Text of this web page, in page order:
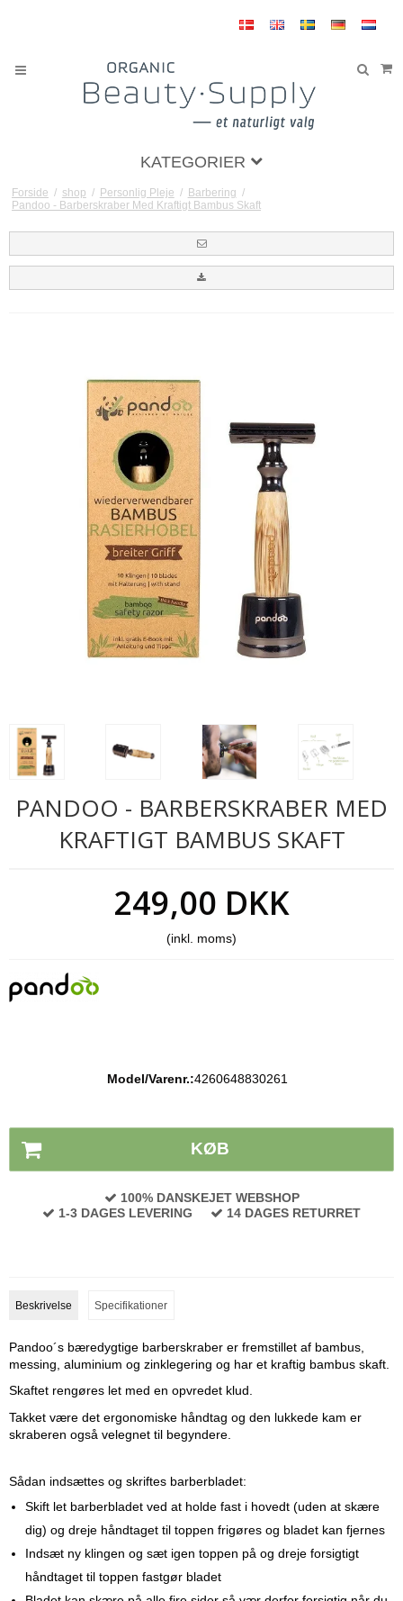
KATEGORIER
Forside / shop / Personlig Pleje / Barbering /
Pandoo - Barberskraber Med Kraftigt Bambus Skaft
PANDOO - BARBERSKRABER MED
KRAFTIGT BAMBUS SKAFT
249,00 DKK
(inkl. moms)
Model/Varenr.:4260648830261
KØB
100% DANSKEJET WEBSHOP
1-3 DAGES LEVERING
14 DAGES RETURRET
Beskrivelse Specifikationer
Pandoo´s bæredygtige barberskraber er fremstillet af bambus,
messing, aluminium og zinklegering og har et kraftig bambus skaft.
Skaftet rengøres let med en opvredet klud.
Takket være det ergonomiske håndtag og den lukkede kam er
skraberen også velegnet til begyndere.
Sådan indsættes og skriftes barberbladet:
Skift let barberbladet ved at holde fast i hovedt (uden at skære
dig) og dreje håndtaget til toppen frigøres og bladet kan fjernes
Indsæt ny klingen og sæt igen toppen på og dreje forsigtigt
håndtaget til toppen fastgør bladet